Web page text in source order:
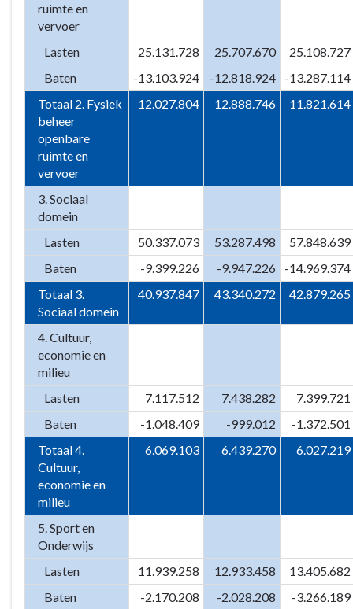
ruimte en
vervoer
Lasten
25.131.728 25.707.670
25.108.727
Baten
-13.103.924 -12.818.924
-13.287.114
Totaal 2. Fysiek
beheer
openbare
ruimte en
vervoer
12.027.804 12.888.746 11.821.614
3. Sociaal
domein
Lasten
50.337.073 53.287.498
57.848.639
Baten
-9.399.226 -9.947.226
-14.969.374
Totaal 3.
Sociaal domein
40.937.847 43.340.272 42.879.265
4. Cultuur,
economie en
milieu
Lasten
7.117.512 7.438.282
7.399.721
Baten
-1.048.409 -999.012
-1.372.501
Totaal 4.
Cultuur,
economie en
milieu
6.069.103 6.439.270 6.027.219
5. Sport en
Onderwijs
Lasten
11.939.258 12.933.458
13.405.682
Baten
-2.170.208 -2.028.208
-3.266.189